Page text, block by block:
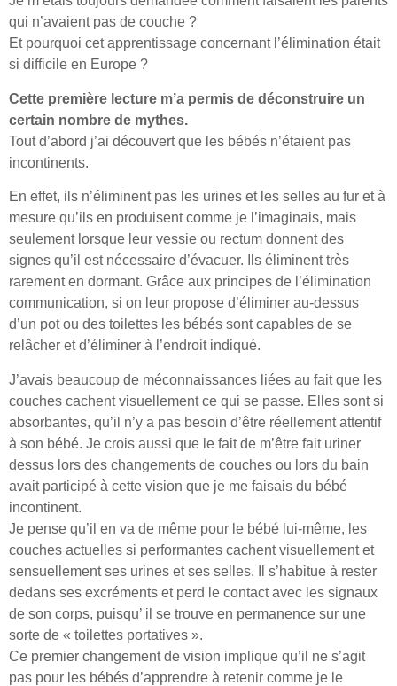
qui n’avaient pas de couche ?
Et pourquoi cet apprentissage concernant l’élimination était
si difficile en Europe ?
Cette première lecture m’a permis de déconstruire un
certain nombre de mythes.
Tout d’abord j’ai découvert que les bébés n’étaient pas
incontinents.
En effet, ils n’éliminent pas les urines et les selles au fur et à
mesure qu’ils en produisent comme je l’imaginais, mais
seulement lorsque leur vessie ou rectum donnent des
signes qu’il est nécessaire d’évacuer. Ils éliminent très
rarement en dormant. Grâce aux principes de l’élimination
communication, si on leur propose d’éliminer au-dessus
d’un pot ou des toilettes les bébés sont capables de se
relâcher et d’éliminer à l’endroit indiqué.
J’avais beaucoup de méconnaissances liées au fait que les
couches cachent visuellement ce qui se passe. Elles sont si
absorbantes, qu’il n’y a pas besoin d’être réellement attentif
à son bébé. Je crois aussi que le fait de m’être fait uriner
dessus lors des changements de couches ou lors du bain
avait participé à cette vision que je me faisais du bébé
incontinent.
Je pense qu’il en va de même pour le bébé lui-même, les
couches actuelles si performantes cachent visuellement et
sensuellement ses urines et ses selles. Il s’habitue à rester
dedans ses excréments et perd le contact avec les signaux
de son corps, puisqu’ il se trouve en permanence sur une
sorte de « toilettes portatives ».
Ce premier changement de vision implique qu’il ne s’agit
pas pour les bébés d’apprendre à retenir comme je le